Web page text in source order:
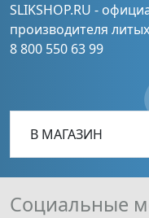
SLIKSHOP.RU -
производителя
8 800 550 63 99
В МАГАЗИН
Социальные